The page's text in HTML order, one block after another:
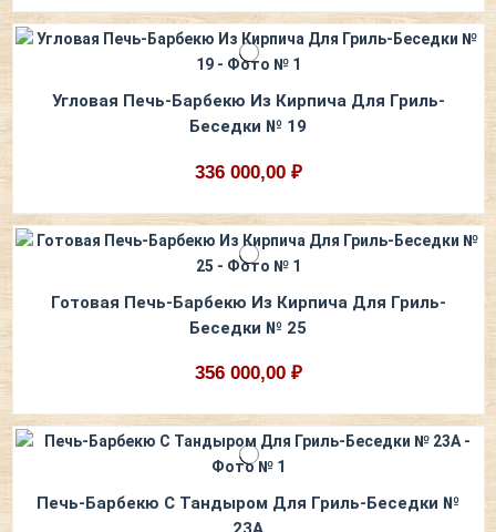
Угловая Печь-Барбекю Из Кирпича Для Гриль-
Беседки № 19
336 000,00 ₽
Готовая Печь-Барбекю Из Кирпича Для Гриль-
Беседки № 25
356 000,00 ₽
Печь-Барбекю С Тандыром Для Гриль-Беседки №